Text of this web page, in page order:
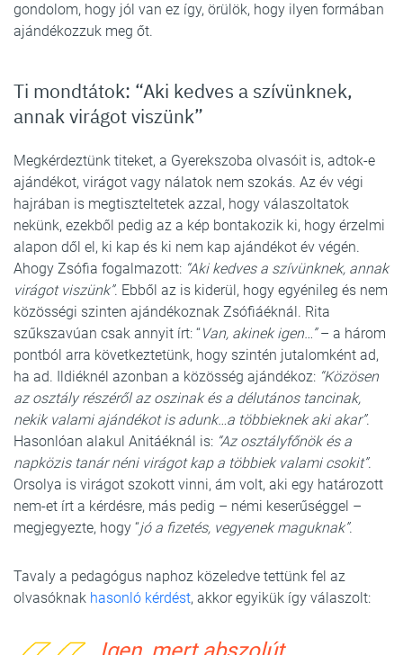
gondolom, hogy jól van ez így, örülök, hogy ilyen formában
ajándékozzuk meg őt.
Ti mondtátok: “Aki kedves a szívünknek,
annak virágot viszünk”
Megkérdeztünk titeket, a Gyerekszoba olvasóit is, adtok-e
ajándékot, virágot vagy nálatok nem szokás. Az év végi
hajrában is megtiszteltetek azzal, hogy válaszoltatok
nekünk, ezekből pedig az a kép bontakozik ki, hogy érzelmi
alapon dől el, ki kap és ki nem kap ajándékot év végén.
Ahogy Zsófia fogalmazott: “Aki kedves a szívünknek, annak
virágot viszünk”. Ebből az is kiderül, hogy egyénileg és nem
közösségi szinten ajándékoznak Zsófiáéknál. Rita
szűkszavúan csak annyit írt: “Van, akinek igen…”– a három
pontból arra következtetünk, hogy szintén jutalomként ad,
ha ad. Ildiéknél azonban a közösség ajándékoz: “Közösen
az osztály részéről az oszinak és a délutános tancinak,
nekik valami ajándékot is adunk…a többieknek aki akar”.
Hasonlóan alakul Anitáéknál is: “Az osztályfőnök és a
napközis tanár néni virágot kap a többiek valami csokit”.
Orsolya is virágot szokott vinni, ám volt, aki egy határozott
nem-et írt a kérdésre, más pedig – némi keserűséggel –
megjegyezte, hogy “jó a fizetés, vegyenek maguknak”.
Tavaly a pedagógus naphoz közeledve tettünk fel az
olvasóknak hasonló kérdést, akkor egyikük így válaszolt: